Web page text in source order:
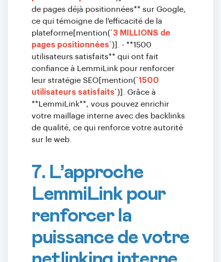
de pages déjà positionnées** sur Google,
ce qui témoigne de l'efficacité de la
plateforme[mention(`3 MILLIONS de
pages positionnées`)]. - **1500
utilisateurs satisfaits** qui ont fait
confiance à LemmiLink pour renforcer
leur stratégie SEO[mention(`1500
utilisateurs satisfaits`)]. Grâce à
**LemmiLink**, vous pouvez enrichir
votre maillage interne avec des backlinks
de qualité, ce qui renforce votre autorité
sur le web.
7. L’approche
LemmiLink pour
renforcer la
puissance de votre